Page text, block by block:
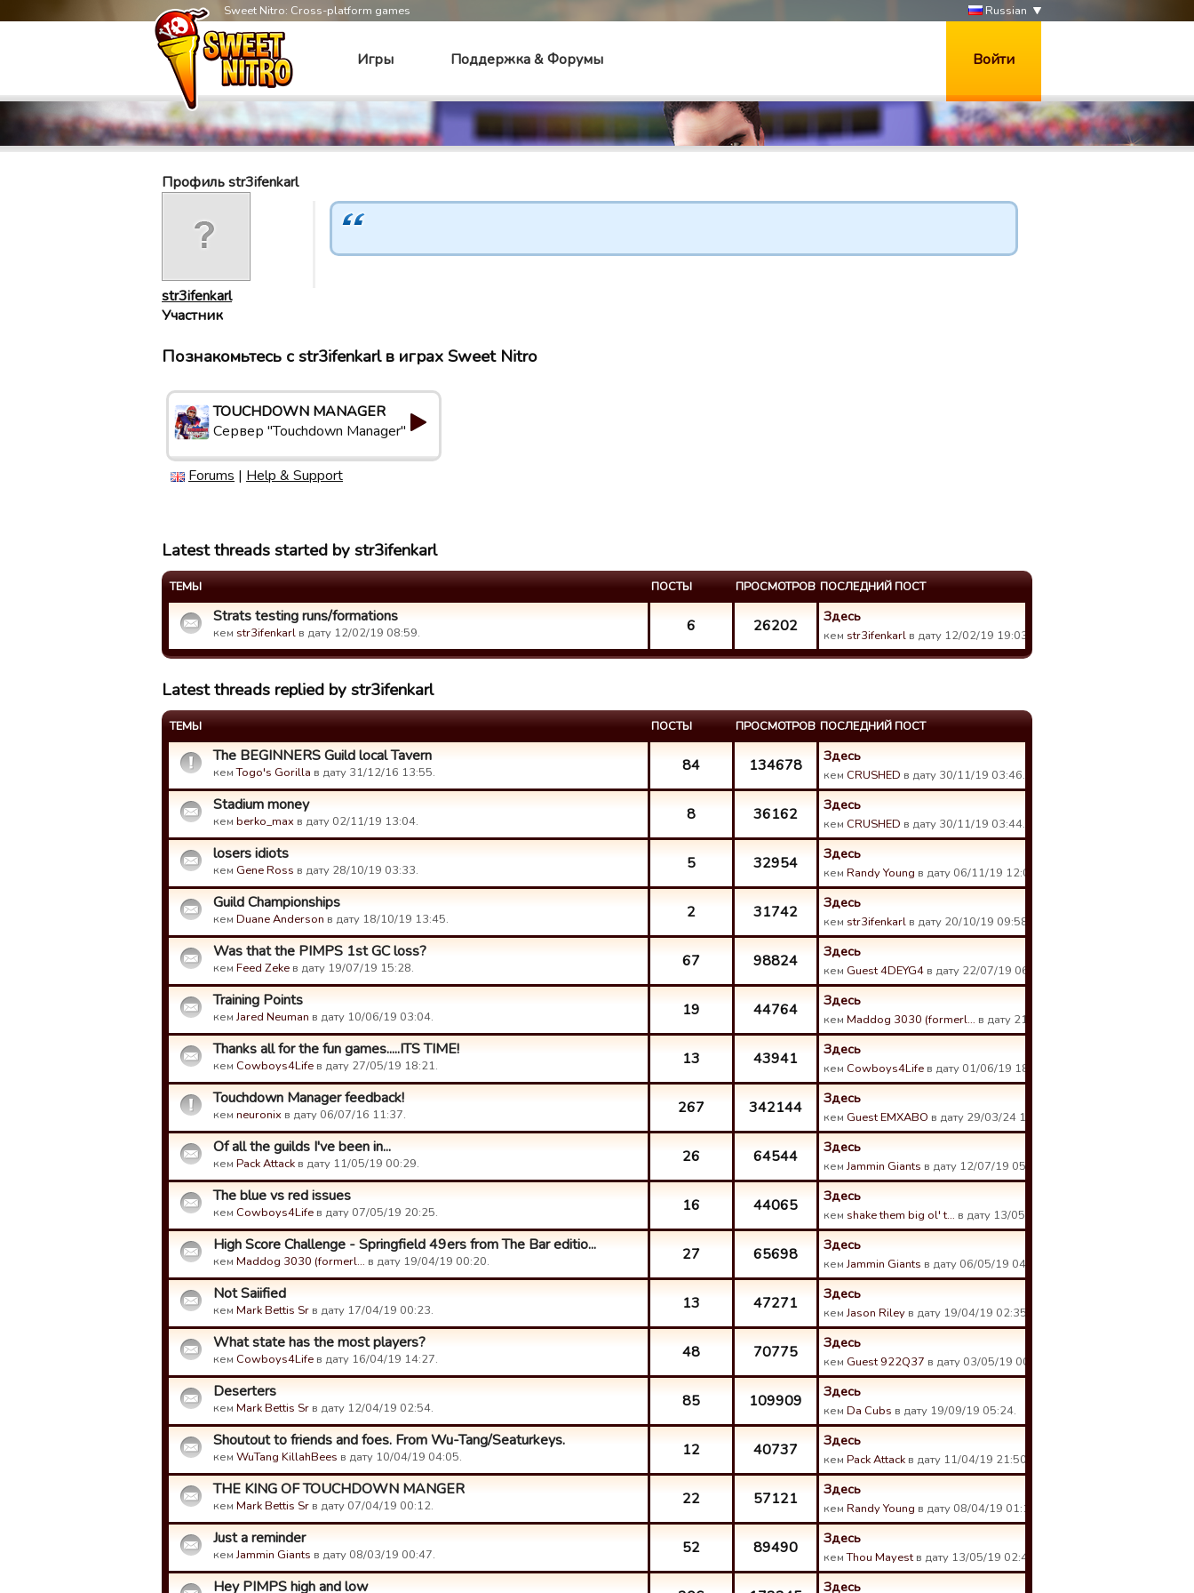
Sweet Nitro: Cross-platform games Russian
Игры Поддержка & Форумы Войти
Профиль str3ifenkarl
str3ifenkarl
Участник
Познакомьтесь с str3ifenkarl в играх Sweet Nitro
TOUCHDOWN MANAGER
Сервер "Touchdown Manager"
Forums | Help & Support
Latest threads started by str3ifenkarl
ТЕМЫ ПОСТЫ ПРОСМОТРОВ ПОСЛЕДНИЙ ПОСТ
Strats testing runs/formations
кем str3ifenkarl в дату 12/02/19 08:59. 6 26202 Здесь
кем str3ifenkarl в дату 12/02/19 19:03.
Latest threads replied by str3ifenkarl
ТЕМЫ ПОСТЫ ПРОСМОТРОВ ПОСЛЕДНИЙ ПОСТ
The BEGINNERS Guild local Tavern
кемTogo's Gorilla в дату 31/12/16 13:55. 84 134678 Здесь
кем CRUSHED в дату 30/11/19 03:46.
Stadium money
кем berko_max в дату 02/11/19 13:04. 8 36162 Здесь
кем CRUSHED в дату 30/11/19 03:44.
losers idiots
кем Gene Ross в дату 28/10/19 03:33. 5 32954 Здесь
кем Randy Young в дату 06/11/19 12:08.
Guild Championships
кем Duane Anderson в дату 18/10/19 13:45. 2 31742 Здесь
кем str3ifenkarl в дату 20/10/19 09:58.
Was that the PIMPS 1st GC loss?
кем Feed Zeke в дату 19/07/19 15:28. 67 98824 Здесь
кем Guest 4DEYG4 в дату 22/07/19 06:31.
Training Points
кемJared Neuman в дату 10/06/19 03:04. 19 44764 Здесь
кем Maddog 3030 (formerl… в дату 21/06/19 16:03.
Thanks all for the fun games.....ITS TIME!
кем Cowboys4Life в дату 27/05/19 18:21. 13 43941 Здесь
кем Cowboys4Life в дату 01/06/19 18:44.
Touchdown Manager feedback!
кем neuronix в дату 06/07/16 11:37. 267 342144 Здесь
кем Guest EMXABO в дату 29/03/24 12:49.
Of all the guilds I've been in...
кем Pack Attack в дату 11/05/19 00:29. 26 64544 Здесь
кемJammin Giants в дату 12/07/19 05:35.
The blue vs red issues
кем Cowboys4Life в дату 07/05/19 20:25. 16 44065 Здесь
кем shake them big ol' t… в дату 13/05/19 14:16.
High Score Challenge - Springfield 49ers from The Bar editio...
кем Maddog 3030 (formerl… в дату 19/04/19 00:20. 27 65698 Здесь
кемJammin Giants в дату 06/05/19 04:31.
Not Saiified
кем Mark Bettis Sr в дату 17/04/19 00:23. 13 47271 Здесь
кемJason Riley в дату 19/04/19 02:35.
What state has the most players?
кем Cowboys4Life в дату 16/04/19 14:27. 48 70775 Здесь
кем Guest 922Q37 в дату 03/05/19 00:32.
Deserters
кем Mark Bettis Sr в дату 12/04/19 02:54. 85 109909 Здесь
кем Da Cubs в дату 19/09/19 05:24.
Shoutout to friends and foes. From Wu-Tang/Seaturkeys.
кем WuTang KillahBees в дату 10/04/19 04:05. 12 40737 Здесь
кем Pack Attack в дату 11/04/19 21:50.
THE KING OF TOUCHDOWN MANGER
кем Mark Bettis Sr в дату 07/04/19 00:12. 22 57121 Здесь
кем Randy Young в дату 08/04/19 01:11.
Just a reminder
кемJammin Giants в дату 08/03/19 00:47. 52 89490 Здесь
кемThou Mayestв дату 13/05/19 02:46.
Hey PIMPS high and low Здесь